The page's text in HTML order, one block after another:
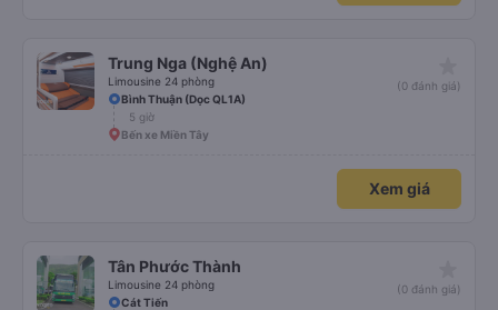
Trung Nga (Nghệ An)
Limousine 24 phòng
(0 đánh giá)
Bình Thuận (Dọc QL1A)
5 giờ
Bến xe Miền Tây
Xem giá
Tân Phước Thành
Limousine 24 phòng
(0 đánh giá)
Cát Tiến